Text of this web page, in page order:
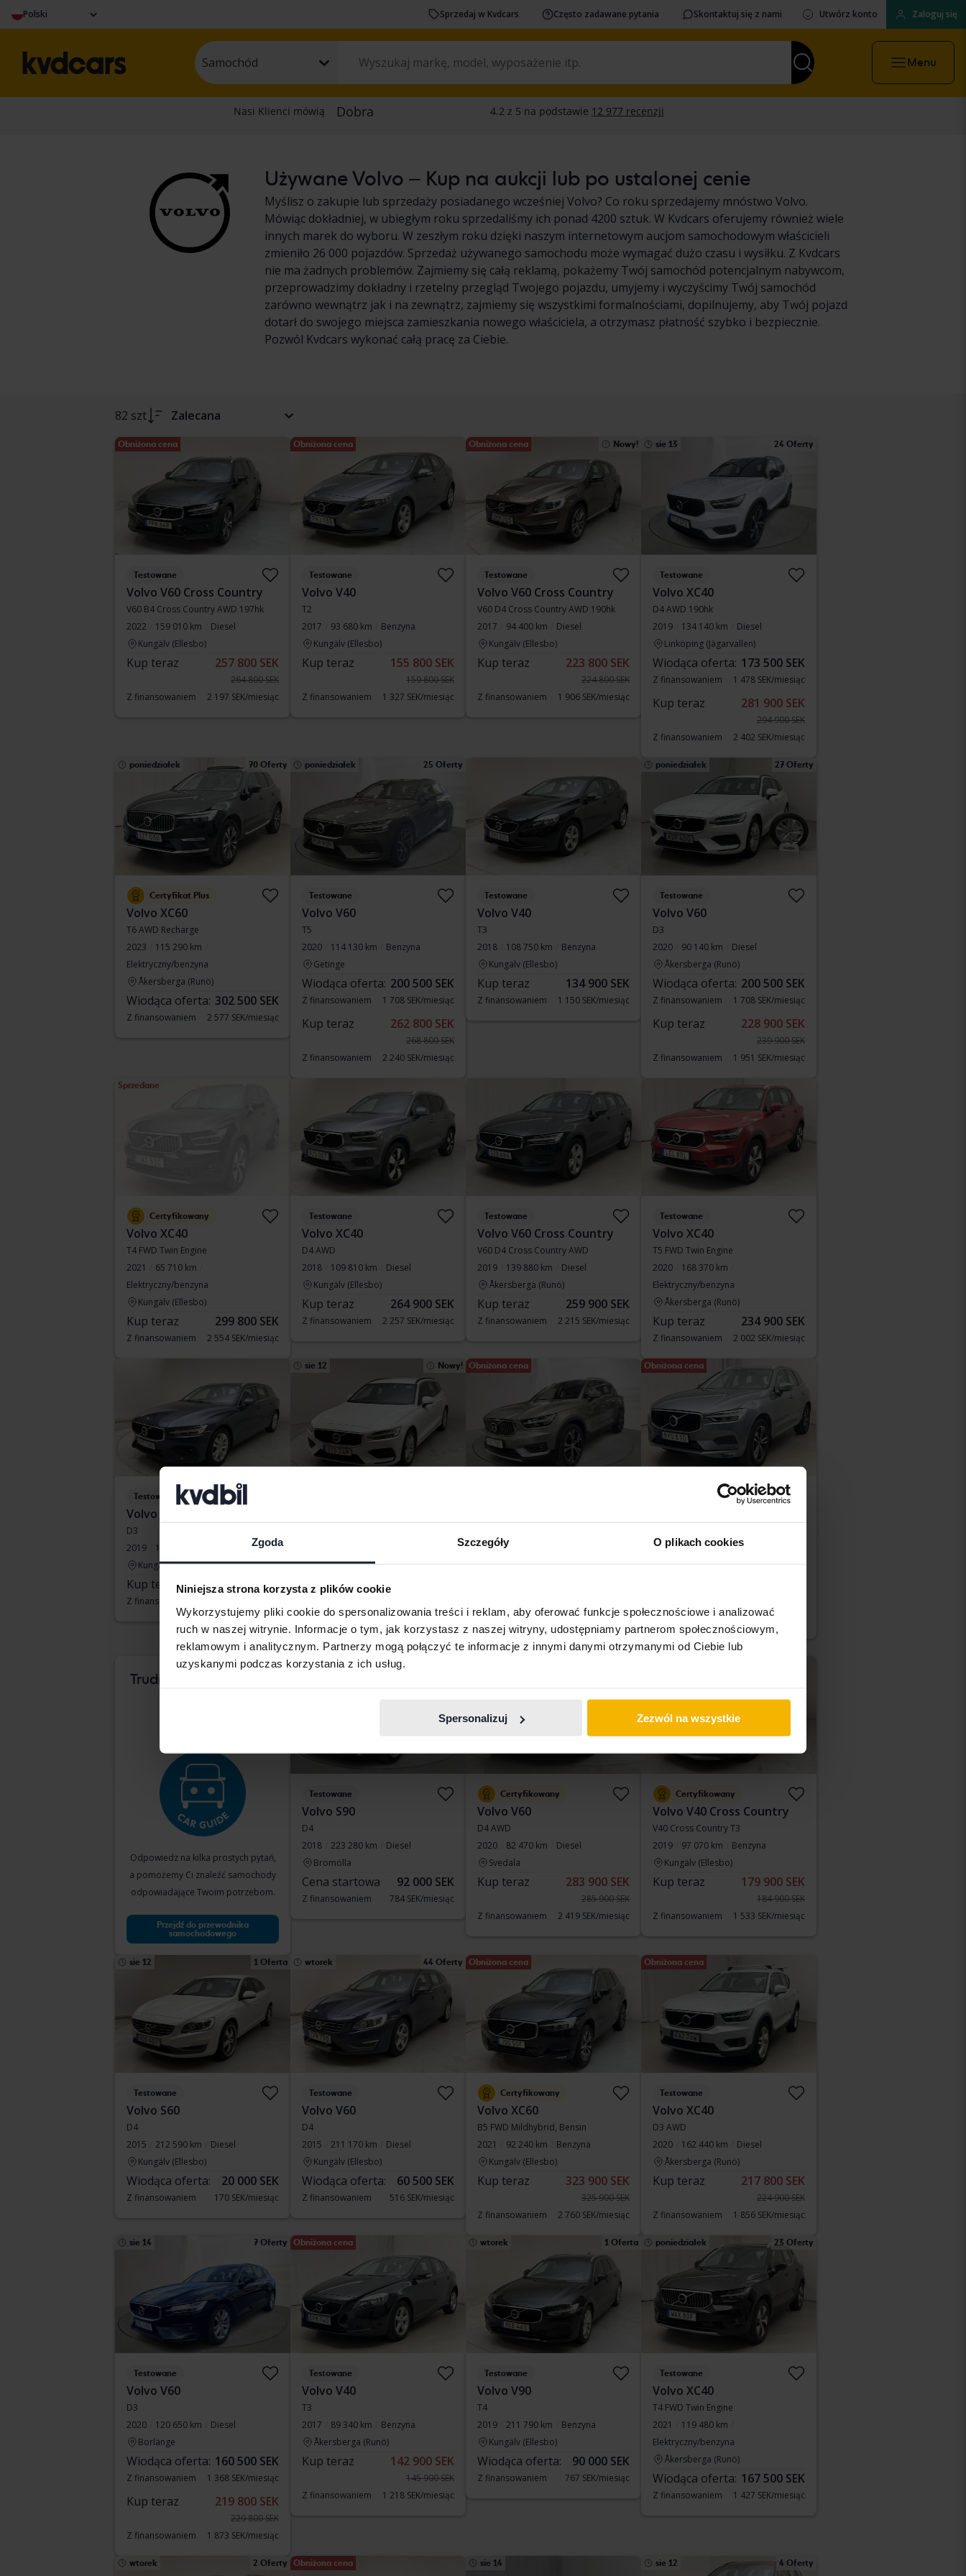
Zgoda Szczegóły O plikach cookies
Niniejsza strona korzysta z plików cookie
Wykorzystujemy pliki cookie do spersonalizowania treści i reklam, aby oferować funkcje społecznościowe i analizować
ruch w naszej witrynie. Informacje o tym, jak korzystasz z naszej witryny, udostępniamy partnerom społecznościowym,
reklamowym i analitycznym. Partnerzy mogą połączyć te informacje z innymi danymi otrzymanymi od Ciebie lub
uzyskanymi podczas korzystania z ich usług.
Spersonalizuj Zezwól na wszystkie
Polski Sprzedaj w Kvdcars Często zadawane pytania Skontaktuj się z nami Utwórz konto Zaloguj się
Samochód Menu
Używane Volvo – Kup na aukcji lub po ustalonej cenie
Myślisz o zakupie lub sprzedaży posiadanego wcześniej Volvo? Co roku sprzedajemy mnóstwo Volvo.
Mówiąc dokładniej, w ubiegłym roku sprzedaliśmy ich ponad 4200 sztuk. W Kvdcars oferujemy również wiele
innych marek do wyboru. W zeszłym roku dzięki naszym internetowym aucjom samochodowym właścicieli
zmieniło 26 000 pojazdów. Sprzedaż używanego samochodu może wymagać dużo czasu i wysiłku. Z Kvdcars
nie ma żadnych problemów. Zajmiemy się całą reklamą, pokażemy Twój samochód potencjalnym nabywcom,
przeprowadzimy dokładny i rzetelny przegląd Twojego pojazdu, umyjemy i wyczyścimy Twój samochód
zarówno wewnątrz jak i na zewnątrz, zajmiemy się wszystkimi formalnościami, dopilnujemy, aby Twój pojazd
dotarł do swojego miejsca zamieszkania nowego właściciela, a otrzymasz płatność szybko i bezpiecznie.
Pozwól Kvdcars wykonać całą pracę za Ciebie.
82 szt Zalecana
Obniżona cena
Testowane
Volvo V60 Cross Country
V60 B4 Cross Country AWD 197hk
2022
159 010 km
Diesel
Kungälv (Ellesbo)
Kup teraz 257 800 SEK
264 800 SEK
Z finansowaniem
2 197 SEK/miesiąc
Obniżona cena
Testowane
Volvo V40
T2
2017
93 680 km
Benzyna
Kungälv (Ellesbo)
Kup teraz 155 800 SEK
159 800 SEK
Z finansowaniem
1 327 SEK/miesiąc
Obniżona cena Nowy!
Testowane
Volvo V60 Cross Country
V60 D4 Cross Country AWD 190hk
2017
94 400 km
Diesel
Kungälv (Ellesbo)
Kup teraz 223 800 SEK
224 800 SEK
Z finansowaniem
1 906 SEK/miesiąc
sie 13 24 Oferty
Testowane
Volvo XC40
D4 AWD 190hk
2019
134 140 km
Diesel
Linköping (Jägarvallen)
Wiodąca oferta: 173 500 SEK
Z finansowaniem 1 478 SEK/miesiąc
Kup teraz 281 900 SEK
294 900 SEK
Z finansowaniem
2 402 SEK/miesiąc
poniedziałek 70 Oferty
Certyfikat Plus
Volvo XC60
T6 AWD Recharge
2023
115 290 km
Elektryczny/benzyna
Åkersberga (Runö)
Wiodąca oferta: 302 500 SEK
Z finansowaniem 2 577 SEK/miesiąc
poniedziałek 25 Oferty
Testowane
Volvo V60
T5
2020
114 130 km
Benzyna
Getinge
Wiodąca oferta: 200 500 SEK
Z finansowaniem 1 708 SEK/miesiąc
Kup teraz 262 800 SEK
268 800 SEK
Z finansowaniem
2 240 SEK/miesiąc
Testowane
Volvo V40
T3
2018
108 750 km
Benzyna
Kungälv (Ellesbo)
Kup teraz 134 900 SEK
Z finansowaniem 1 150 SEK/miesiąc
poniedziałek 27 Oferty
Testowane
Volvo V60
D3
2020
90 140 km
Diesel
Åkersberga (Runö)
Wiodąca oferta: 200 500 SEK
Z finansowaniem 1 708 SEK/miesiąc
Kup teraz 228 900 SEK
239 900 SEK
Z finansowaniem
1 951 SEK/miesiąc
Sprzedane
Certyfikowany
Volvo XC40
T4 FWD Twin Engine
2021
65 710 km
Elektryczny/benzyna
Kungälv (Ellesbo)
Kup teraz 299 800 SEK
Z finansowaniem 2 554 SEK/miesiąc
Testowane
Volvo XC40
D4 AWD
2018
109 810 km
Diesel
Kungälv (Ellesbo)
Kup teraz 264 900 SEK
Z finansowaniem 2 257 SEK/miesiąc
Testowane
Volvo V60 Cross Country
V60 D4 Cross Country AWD
2019
139 880 km
Diesel
Åkersberga (Runö)
Kup teraz 259 900 SEK
Z finansowaniem 2 215 SEK/miesiąc
Testowane
Volvo XC40
T5 FWD Twin Engine
2020
168 370 km
Elektryczny/benzyna
Åkersberga (Runö)
Kup teraz 234 900 SEK
Z finansowaniem 2 002 SEK/miesiąc
Testowane
Volvo V60
D3
2019
120 250 km
Kungälv (Ellesbo)
Kup teraz 219 900 SEK
Z finansowaniem
sie 12 Nowy!
Kungälv (Ellesbo)
Cena startowa
Obniżona cena
2021
79 730 km
325 900 SEK
Z finansowaniem
2 751 SEK/miesiąc
Obniżona cena
Certyfikowany
2018
86 250 km
Diesel
Z finansowaniem
2 469 SEK/miesiąc
Trudno wiedzieć, który
Odpowiedz na kilka prostych pytań,
a pomożemy Ci znaleźć samochody
odpowiadające Twoim potrzebom.
Przejdź do przewodnika
samochodowego
sie 12
Testowane
Volvo S90
D4
2018
223 280 km
Diesel
Bromölla
Cena startowa 92 000 SEK
Z finansowaniem 784 SEK/miesiąc
Certyfikowany
Volvo V60
D4 AWD
2020
82 470 km
Diesel
Svedala
Kup teraz 283 900 SEK
285 900 SEK
Z finansowaniem
2 419 SEK/miesiąc
Certyfikowany
Volvo V40 Cross Country
V40 Cross Country T3
2019
97 070 km
Benzyna
Kungälv (Ellesbo)
Kup teraz 179 900 SEK
184 900 SEK
Z finansowaniem
1 533 SEK/miesiąc
sie 12 1 Oferta
Testowane
Volvo S60
D4
2015
212 590 km
Diesel
Kungälv (Ellesbo)
Wiodąca oferta: 20 000 SEK
Z finansowaniem 170 SEK/miesiąc
wtorek 44 Oferty
Testowane
Volvo V60
D4
2015
211 170 km
Diesel
Kungälv (Ellesbo)
Wiodąca oferta: 60 500 SEK
Z finansowaniem 516 SEK/miesiąc
Obniżona cena
Certyfikowany
Volvo XC60
B5 FWD Mildhybrid, Bensin
2021
92 240 km
Benzyna
Kungälv (Ellesbo)
Kup teraz 323 900 SEK
325 900 SEK
Z finansowaniem
2 760 SEK/miesiąc
Obniżona cena
Testowane
Volvo XC40
D3 AWD
2020
162 440 km
Diesel
Åkersberga (Runö)
Kup teraz 217 800 SEK
224 900 SEK
Z finansowaniem
1 856 SEK/miesiąc
sie 14 7 Oferty
Testowane
Volvo V60
D3
2020
120 650 km
Diesel
Borlänge
Wiodąca oferta: 160 500 SEK
Z finansowaniem 1 368 SEK/miesiąc
Kup teraz 219 800 SEK
229 800 SEK
Z finansowaniem
1 873 SEK/miesiąc
Obniżona cena
Testowane
Volvo V40
T3
2017
89 340 km
Benzyna
Åkersberga (Runö)
Kup teraz 142 900 SEK
145 900 SEK
Z finansowaniem
1 218 SEK/miesiąc
wtorek 1 Oferta
Testowane
Volvo V90
T4
2019
211 790 km
Benzyna
Kungälv (Ellesbo)
Wiodąca oferta: 90 000 SEK
Z finansowaniem 767 SEK/miesiąc
poniedziałek 23 Oferty
Testowane
Volvo XC40
T4 FWD Twin Engine
2021
119 480 km
Elektryczny/benzyna
Åkersberga (Runö)
Wiodąca oferta: 167 500 SEK
Z finansowaniem 1 427 SEK/miesiąc
wtorek 2 Oferty Obniżona cena sie 14 sie 12 4 Oferty